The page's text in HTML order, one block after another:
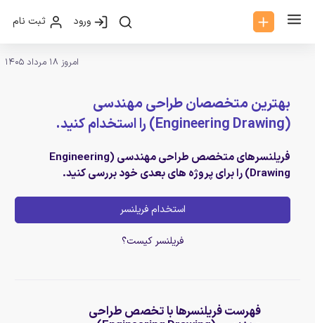
ورود ثبت نام
امروز 18 مرداد 1405
بهترین متخصصان طراحی مهندسی
(Engineering Drawing) را استخدام کنید.
فریلنسرهای متخصص طراحی مهندسی (Engineering
Drawing) را برای پروژه های بعدی خود بررسی کنید.
استخدام فریلنسر
فریلنسر کیست؟
فهرست فریلنسرها با تخصص طراحی